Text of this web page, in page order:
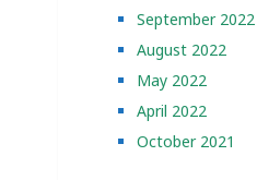
September 2022
August 2022
May 2022
April 2022
October 2021